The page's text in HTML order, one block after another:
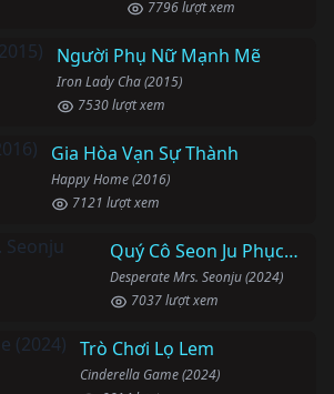
7796 lượt xem
Người Phụ Nữ Mạnh Mẽ
Iron Lady Cha (2015)
7530 lượt xem
Gia Hòa Vạn Sự Thành
Happy Home (2016)
7121 lượt xem
Quý Cô Seon Ju Phục Thù
Desperate Mrs. Seonju (2024)
7037 lượt xem
Trò Chơi Lọ Lem
Cinderella Game (2024)